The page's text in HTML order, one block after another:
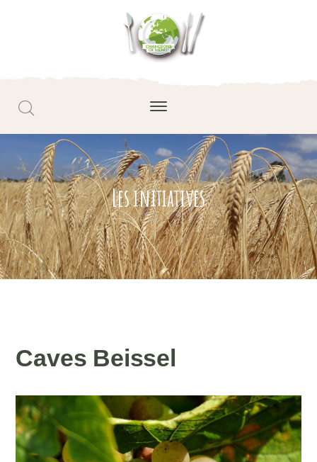
Les initiatives
Caves Beissel